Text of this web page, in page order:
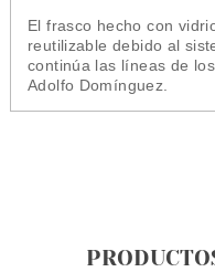
Elfrasco hecho con
reutilizable debido al
continúa las líneas de
Adolfo Domínguez.